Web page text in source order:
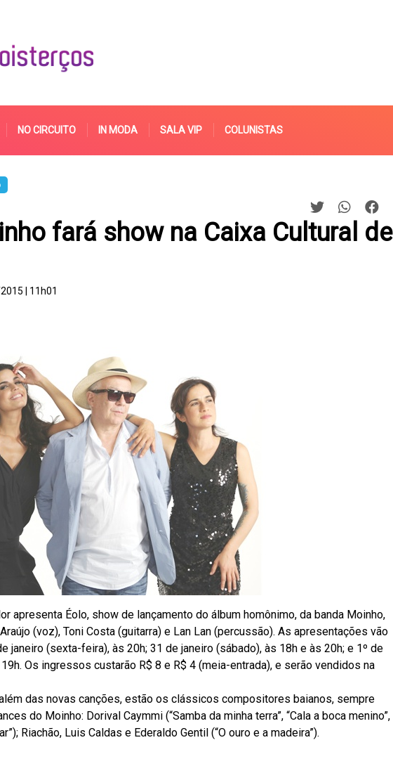
NO CIRCUITO IN MODA SALA VIP COLUNISTAS
fará show na Caixa Cultural de
| 11h01
apresenta Éolo, show de lançamento do álbum homônimo, da banda Moinho,
(voz), Toni Costa (guitarra) e Lan Lan (percussão). As apresentações vão
janeiro (sexta-feira), às 20h; 31 de janeiro (sábado), às 18h e às 20h; e 1º de
Os ingressos custarão R$ 8 e R$ 4 (meia-entrada), e serão vendidos na
das novas canções, estão os clássicos compositores baianos, sempre
do Moinho: Dorival Caymmi (“Samba da minha terra”, “Cala a boca menino”,
Riachão, Luis Caldas e Ederaldo Gentil (“O ouro e a madeira”).